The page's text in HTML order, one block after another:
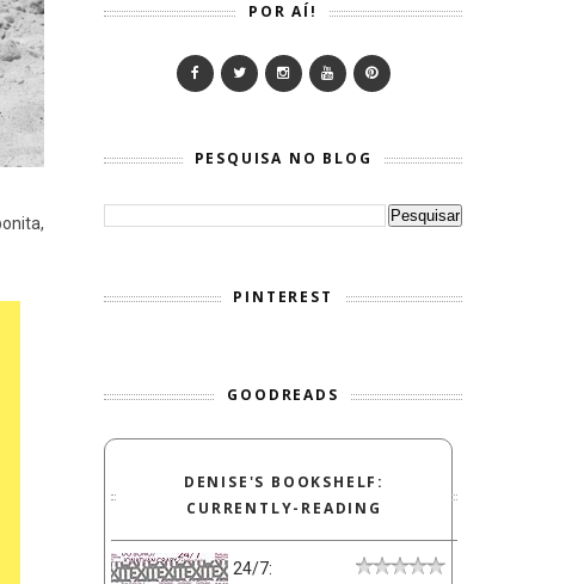
POR AÍ!
PESQUISA NO BLOG
PINTEREST
GOODREADS
DENISE'S BOOKSHELF:
CURRENTLY-READING
24/7: